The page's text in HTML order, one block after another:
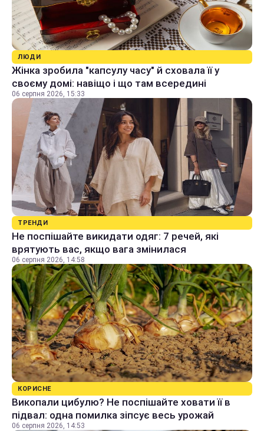
ЛЮДИ
Жінка зробила "капсулу часу" й сховала її у
своєму домі: навіщо і що там всередині
06 серпня 2026, 15:33
ТРЕНДИ
Не поспішайте викидати одяг: 7 речей, які
врятують вас, якщо вага змінилася
06 серпня 2026, 14:58
КОРИСНЕ
Викопали цибулю? Не поспішайте ховати її в
підвал: одна помилка зіпсує весь урожай
06 серпня 2026, 14:53